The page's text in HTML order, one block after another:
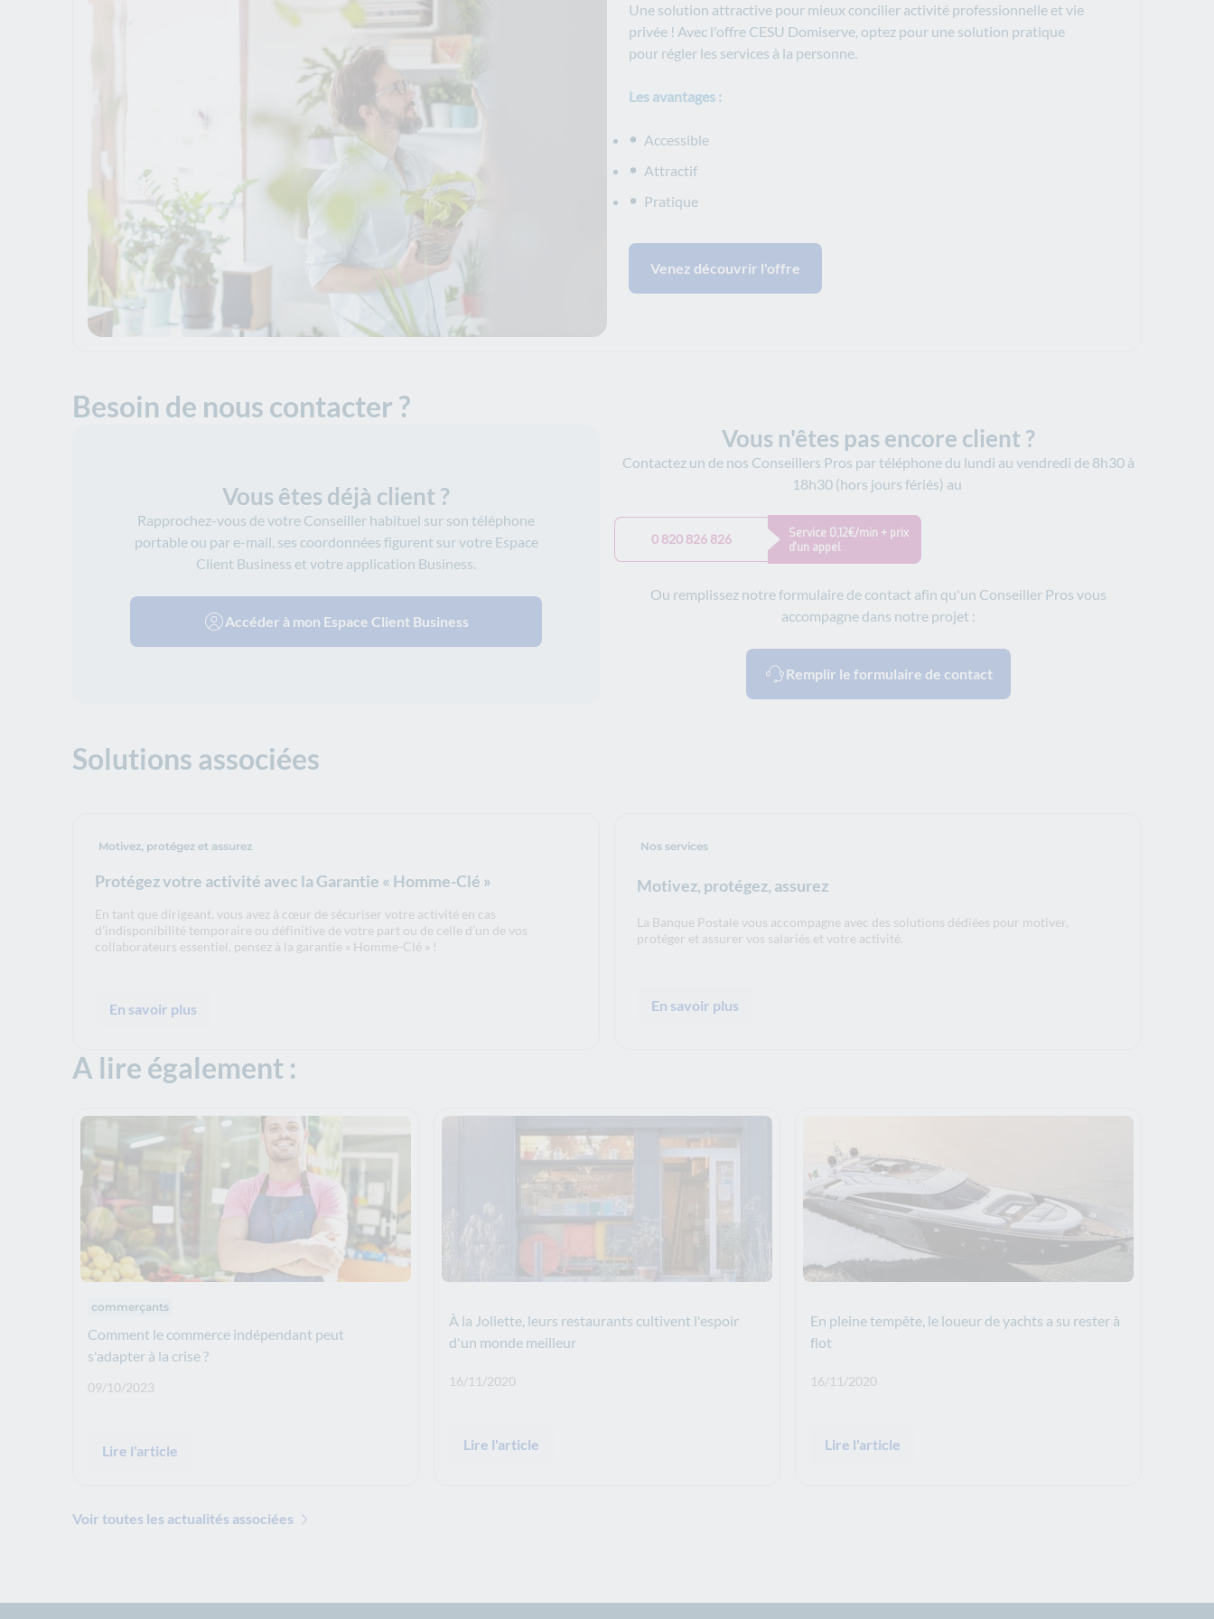
Une solution attractive pour mieux concilier activité professionnelle et vie
privée ! Avec l'offre CESU Domiserve, optez pour une solution pratique
pour régler les services à la personne.
Les avantages :
Accessible
Attractif
Pratique
Venez découvrir l'offre
Besoin de nous contacter ?
Vous êtes déjà client ?
Rapprochez-vous de votre Conseiller habituel sur son téléphone
portable ou par e-mail, ses coordonnées figurent sur votre Espace
Client Business et votre application Business.
Accéder à mon Espace Client Business
Vous n'êtes pas encore client ?
Contactez un de nos Conseillers Pros par téléphone du lundi au vendredi de 8h30 à
18h30 (hors jours fériés) au
0 820 826 826
Service 0,12€/min + prix
d'un appel
Ou remplissez notre formulaire de contact afin qu'un Conseiller Pros vous
accompagne dans notre projet :
Remplir le formulaire de contact
Solutions associées
Protégez votre activité avec la Garantie « Homme-Clé »
Motivez, protégez et assurez
En tant que dirigeant, vous avez à cœur de sécuriser votre activité en cas
d’indisponibilité temporaire ou définitive de votre part ou de celle d’un de vos
collaborateurs essentiel, pensez à la garantie « Homme-Clé » !
En savoir plus
Motivez, protégez, assurez
Nos services
La Banque Postale vous accompagne avec des solutions dédiées pour motiver,
protéger et assurer vos salariés et votre activité.
En savoir plus
A lire également :
Voir toutes les actualités associées
Thématiques : :
commerçants
Comment le commerce indépendant peut
s'adapter à la crise ?
Date de publication: :
09/10/2023
Lire l'article
À la Joliette, leurs restaurants cultivent l'espoir
d'un monde meilleur
Date de publication: :
16/11/2020
Lire l'article
En pleine tempête, le loueur de yachts a su rester à
flot
Date de publication: :
16/11/2020
Lire l'article